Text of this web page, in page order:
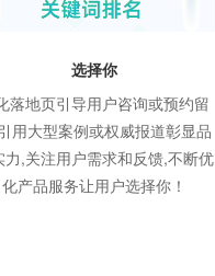
选择你
落地页引导用户咨询或预约留
用大型案例或权威报道彰显品
力,关注用户需求和反馈,不断优
化产品服务让用户选择你！